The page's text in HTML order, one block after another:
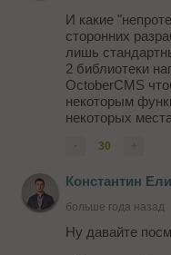
И какие
сторонних
лишь
2 библиотеки
OctoberCMS
некоторым
некоторых
30
Константин
больше года назад
Ну давайте